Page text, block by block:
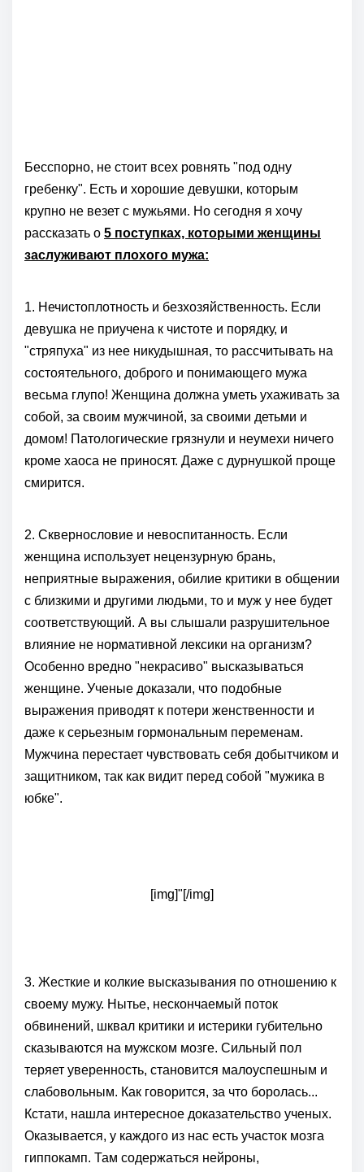
Бесспорно, не стоит всех ровнять "под одну
гребенку". Есть и хорошие девушки, которым
крупно не везет с мужьями. Но сегодня я хочу
рассказать о 5 поступках, которыми женщины
заслуживают плохого мужа:
1. Нечистоплотность и безхозяйственность. Если
девушка не приучена к чистоте и порядку, и
"стряпуха" из нее никудышная, то рассчитывать на
состоятельного, доброго и понимающего мужа
весьма глупо! Женщина должна уметь ухаживать за
собой, за своим мужчиной, за своими детьми и
домом! Патологические грязнули и неумехи ничего
кроме хаоса не приносят. Даже с дурнушкой проще
смирится.
2. Сквернословие и невоспитанность. Если
женщина использует нецензурную брань,
неприятные выражения, обилие критики в общении
с близкими и другими людьми, то и муж у нее будет
соответствующий. А вы слышали разрушительное
влияние не нормативной лексики на организм?
Особенно вредно "некрасиво" высказываться
женщине. Ученые доказали, что подобные
выражения приводят к потери женственности и
даже к серьезным гормональным переменам.
Мужчина перестает чувствовать себя добытчиком и
защитником, так как видит перед собой "мужика в
юбке".
[img]"[/img]
3. Жесткие и колкие высказывания по отношению к
своему мужу. Нытье, нескончаемый поток
обвинений, шквал критики и истерики губительно
сказываются на мужском мозге. Сильный пол
теряет уверенность, становится малоуспешным и
слабовольным. Как говорится, за что боролась...
Кстати, нашла интересное доказательство ученых.
Оказывается, у каждого из нас есть участок мозга
гиппокамп. Там содержаться нейроны,